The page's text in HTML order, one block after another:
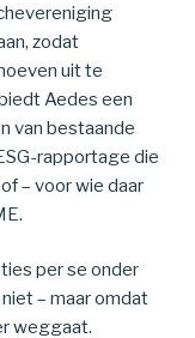
zodat
uit te
Aedes een
van bestaande
rapportage die
– voor wie daar
per se onder
– maar omdat
weggaat.